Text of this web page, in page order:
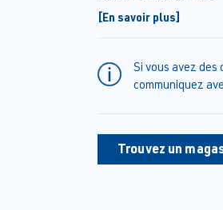
[En savoir plus]
Si vous avez
communiquez
Trouvez un